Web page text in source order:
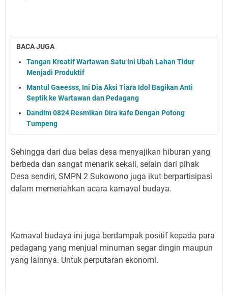
BACA JUGA
Tangan Kreatif Wartawan Satu ini Ubah Lahan Tidur
Menjadi Produktif
Mantul Gaeesss, Ini Dia Aksi Tiara Idol Bagikan Anti
Septik ke Wartawan dan Pedagang
Dandim 0824 Resmikan Dira kafe Dengan Potong
Tumpeng
Sehingga dari dua belas desa menyajikan hiburan yang
berbeda dan sangat menarik sekali, selain dari pihak
Desa sendiri, SMPN 2 Sukowono juga ikut berpartisipasi
dalam memeriahkan acara karnaval budaya.
Karnaval budaya ini juga berdampak positif kepada para
pedagang yang menjual minuman segar dingin maupun
yang lainnya. Untuk perputaran ekonomi.